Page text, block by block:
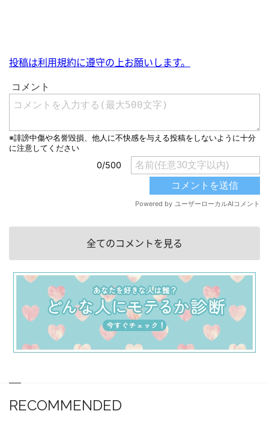
投稿は利用規約に遵守の上お願いします。
全てのコメントを見る
RECOMMENDED